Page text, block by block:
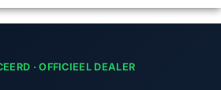
· OFFICIEEL DEALER